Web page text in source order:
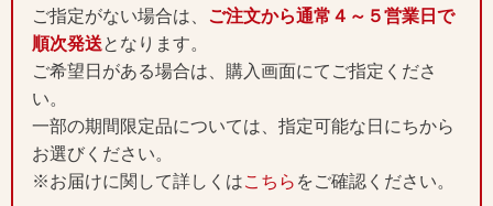
ご指定がない場合は、 ご注文から通常４～５営業日で
順次発送となります。
ご希望日がある場合は、購入画面にてご指定くださ
い。
一部の期間限定品については、指定可能な日にちから
お選びください。
※お届けに関して詳しくはこちら をご確認ください。